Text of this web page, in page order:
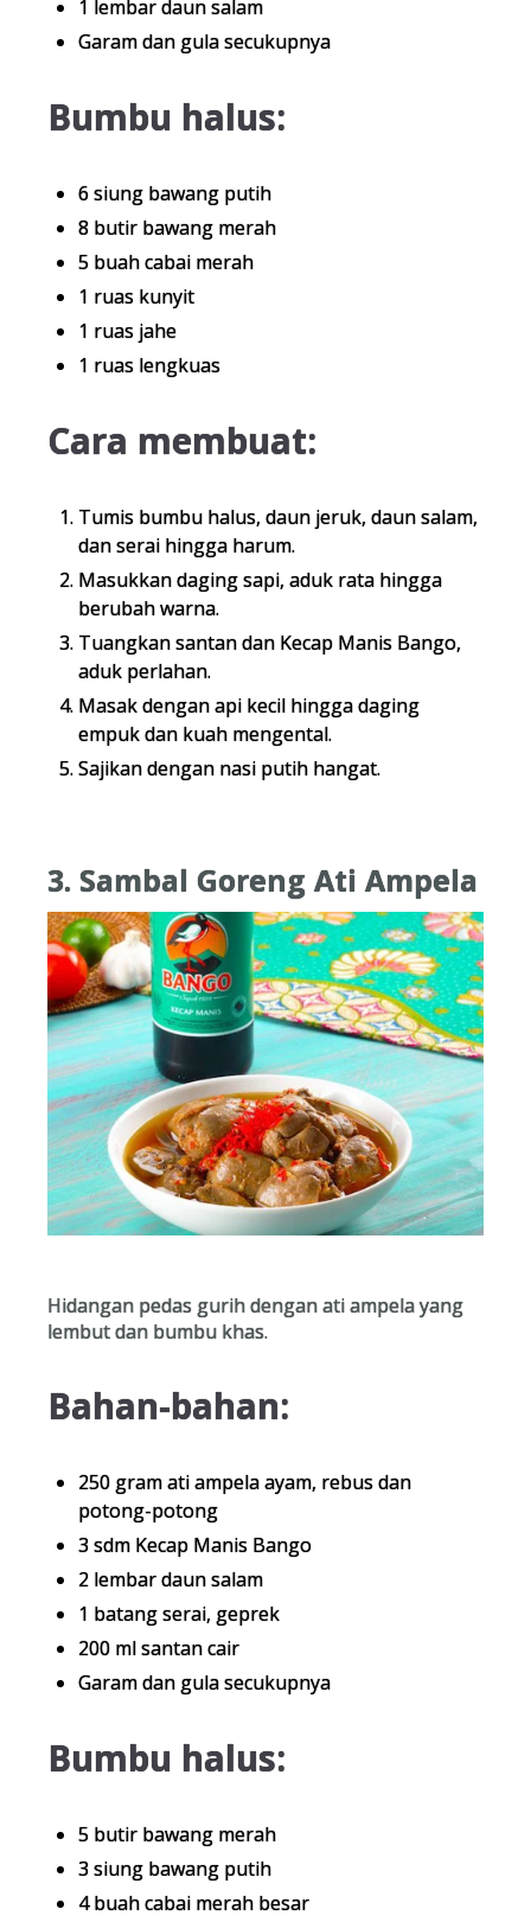
1 lembar daun salam
Garam dan gula secukupnya
Bumbu halus:
6 siung bawang putih
8 butir bawang merah
5 buah cabai merah
1 ruas kunyit
1 ruas jahe
1 ruas lengkuas
Cara membuat:
Tumis bumbu halus, daun jeruk, daun salam,
dan serai hingga harum.
Masukkan daging sapi, aduk rata hingga
berubah warna.
Tuangkan santan dan Kecap Manis Bango,
aduk perlahan.
Masak dengan api kecil hingga daging
empuk dan kuah mengental.
Sajikan dengan nasi putih hangat.
3. Sambal Goreng Ati Ampela
Hidangan pedas gurih dengan ati ampela yang
lembut dan bumbu khas.
Bahan-bahan:
250 gram ati ampela ayam, rebus dan
potong-potong
3 sdm Kecap Manis Bango
2 lembar daun salam
1 batang serai, geprek
200 ml santan cair
Garam dan gula secukupnya
Bumbu halus:
5 butir bawang merah
3 siung bawang putih
4 buah cabai merah besar